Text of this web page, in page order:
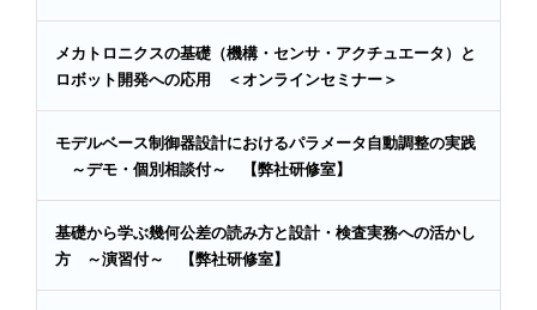
メカトロニクスの基礎（機構・センサ・アクチュエータ）と
ロボット開発への応用 ＜オンラインセミナー＞
モデルベース制御器設計におけるパラメータ自動調整の実践
～デモ・個別相談付～ 【弊社研修室】
基礎から学ぶ幾何公差の読み方と設計・検査実務への活かし
方 ～演習付～ 【弊社研修室】